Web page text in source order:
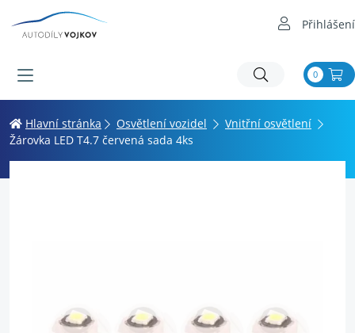
Přihlášení
0
Hlavní stránka Osvětlení vozidel
Vnitřní osvětlení
Žárovka LED T4.7 červená sada 4ks